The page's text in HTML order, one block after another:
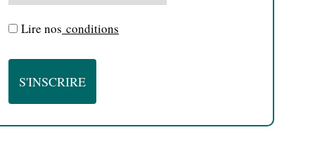
Lire nos conditions